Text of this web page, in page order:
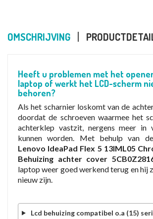
OMSCHRIJVING
Heeft u problemen met het
laptop of werkt het LCD-scherm
behoren?
Als het scharnier loskomt van de
doordat de schroeven waarmee het
achterklep vastzit, nergens meer in
kunnen worden. Met behulp van
Lenovo IdeaPad Flex 5 13IML05
Behuizing achter cover
laptop weer goed werkend terug en hij
nieuw zijn.
Lcd behuizing compatibel o.a (15)